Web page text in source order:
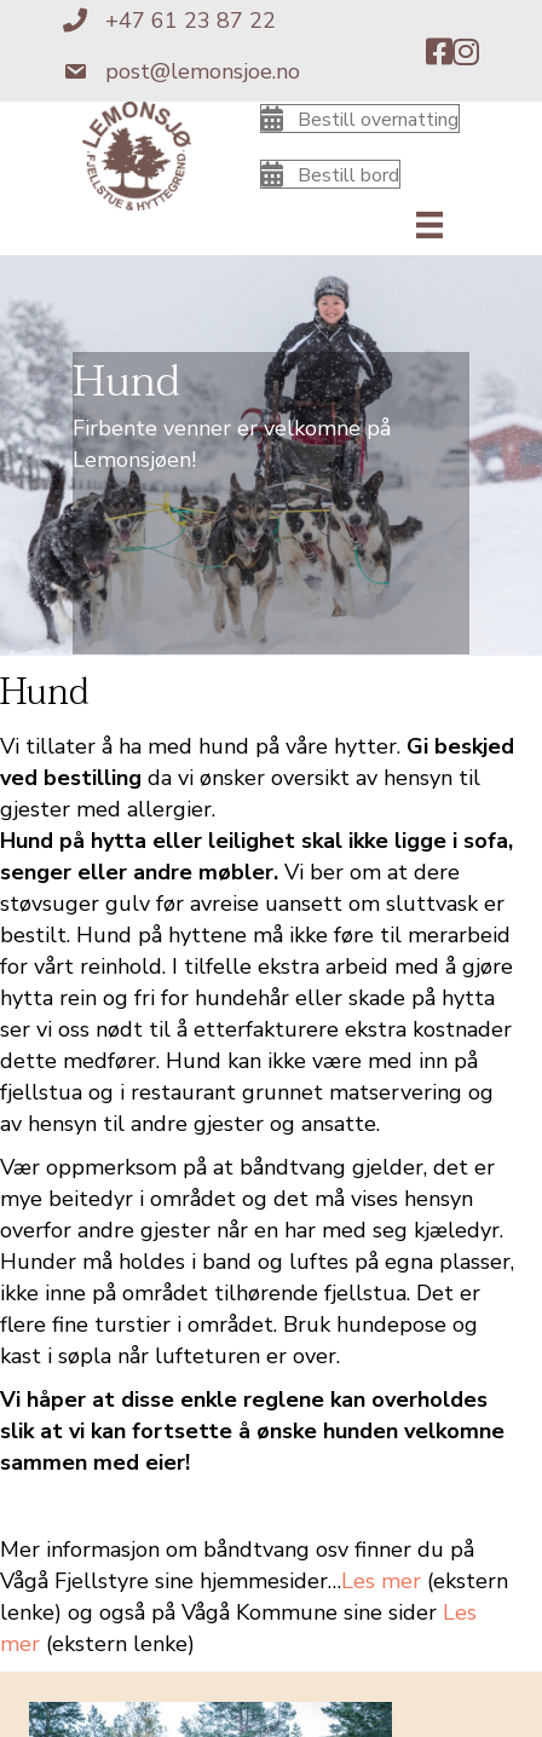
+4761238722
+47 61 23 87 22
post@lemonsjoe.no
post@lemonsjoe.no
Bestill overnatting
Bestill bord
Hund
Firbente venner er velkomne på
Lemonsjøen!
Hund
Vi tillater å ha med hund på våre hytter. Gi beskjed
ved bestilling da vi ønsker oversikt av hensyn til
gjester med allergier.
Hund på hytta eller leilighet skal ikke ligge i sofa,
senger eller andre møbler. Vi ber om at dere
støvsuger gulv før avreise uansett om sluttvask er
bestilt. Hund på hyttene må ikke føre til merarbeid
for vårt reinhold. I tilfelle ekstra arbeid med å gjøre
hytta rein og fri for hundehår eller skade på hytta
ser vi oss nødt til å etterfakturere ekstra kostnader
dette medfører. Hund kan ikke være med inn på
fjellstua og i restaurant grunnet matservering og
av hensyn til andre gjester og ansatte.
Vær oppmerksom på at båndtvang gjelder, det er
mye beitedyr i området og det må vises hensyn
overfor andre gjester når en har med seg kjæledyr.
Hunder må holdes i band og luftes på egna plasser,
ikke inne på området tilhørende fjellstua. Det er
flere fine turstier i området. Bruk hundepose og
kast i søpla når lufteturen er over.
Vi håper at disse enkle reglene kan overholdes
slik at vi kan fortsette å ønske hunden velkomne
sammen med eier!
Mer informasjon om båndtvang osv finner du på
Vågå Fjellstyre sine hjemmesider…Les mer (ekstern
lenke) og også på Vågå Kommune sine sider Les
mer (ekstern lenke)